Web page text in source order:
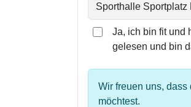
Ja, ich bin fit und
gelesen und bin
Wir freuen uns, dass
möchtest.